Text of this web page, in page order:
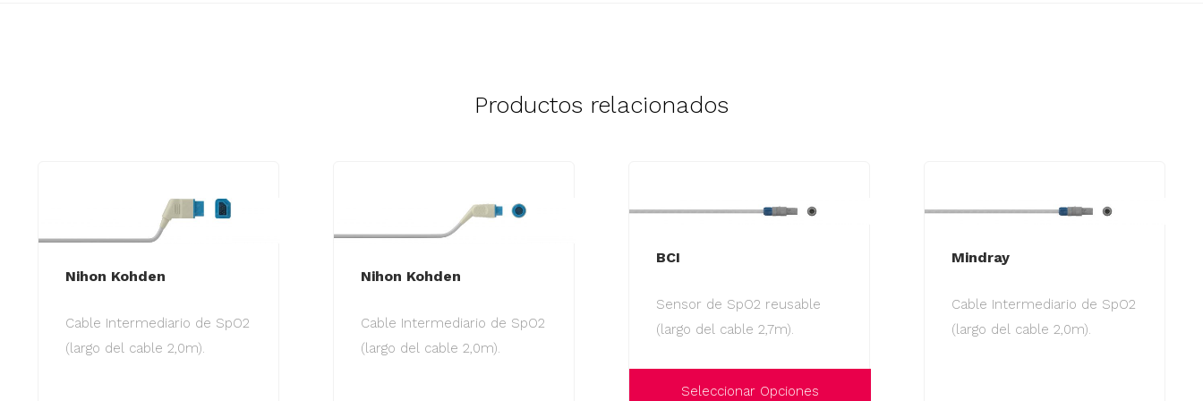
Productos relacionados
Nihon Kohden
Cable Intermediario de SpO2
(largo del cable 2,0m).
Nihon Kohden
Cable Intermediario de SpO2
(largo del cable 2,0m).
BCI
Sensor de SpO2 reusable
(largo del cable 2,7m).
Seleccionar Opciones
Mindray
Cable Intermediario de SpO2
(largo del cable 2,0m).